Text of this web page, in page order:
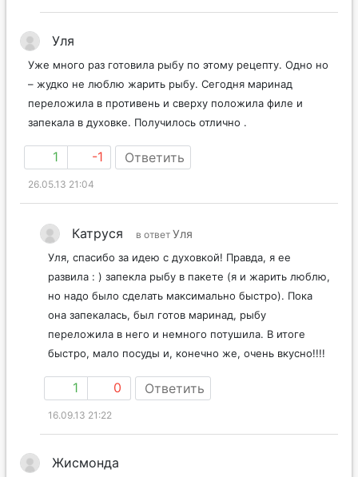
Уля
Уже много раз готовила рыбу по этому рецепту. Одно но
– жудко не люблю жарить рыбу. Сегодня маринад
переложила в противень и сверху положила филе и
запекала в духовке. Получилось отлично .
1 -1 Ответить
26.05.13 21:04
Катруся в ответ Уля
Уля, спасибо за идею с духовкой! Правда, я ее
развила : ) запекла рыбу в пакете (я и жарить люблю,
но надо было сделать максимально быстро). Пока
она запекалась, был готов маринад, рыбу
переложила в него и немного потушила. В итоге
быстро, мало посуды и, конечно же, очень вкусно!!!!
1 0 Ответить
16.09.13 21:22
Жисмонда